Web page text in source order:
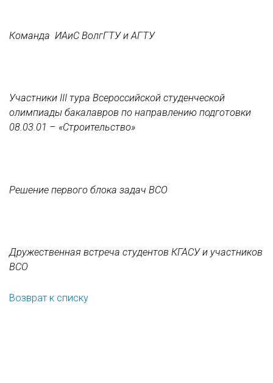
Команда ИАиС ВолгГТУ и АГТУ
Участники III тура Всероссийской студенческой
олимпиады бакалавров по направлению подготовки
08.03.01 – «Строительство»
Решение первого блока задач ВСО
Дружественная встреча студентов КГАСУ и участников
ВСО
Возврат к списку